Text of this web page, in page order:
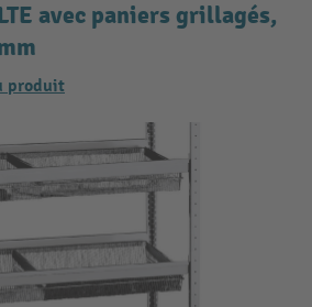
avec paniers grillagés,
produit